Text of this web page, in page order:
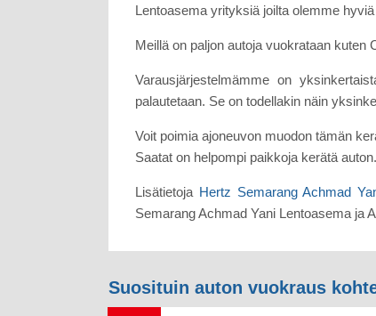
Lentoasema yrityksiä joilta olemme
Meillä on paljon autoja vuokrataan kuten
Varausjärjestelmämme on
palautetaan. Se on todellakin näin
Voit poimia ajoneuvon muodon tämän
Saatat on helpompi paikkoja kerätä
Lisätietoja Hertz Semarang Achmad
Semarang Achmad Yani Lentoasema ja
Suosituin auton vuokraus